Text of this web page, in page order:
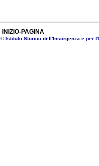
INIZIO-PAGINA
© Istituto Storico dell'Insorgenza e per